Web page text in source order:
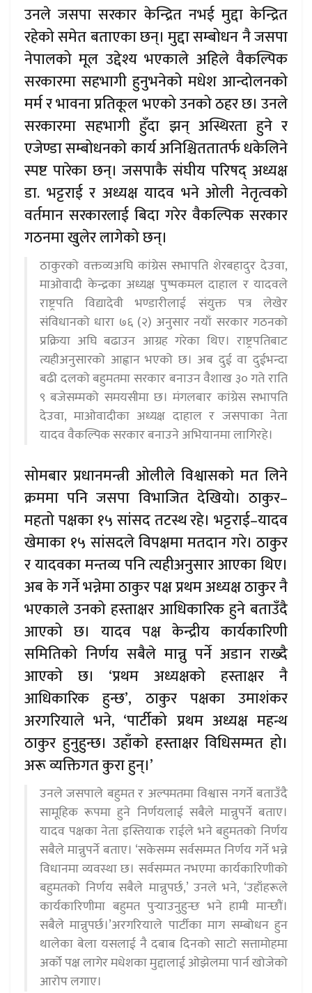
उनले जसपा सरकार केन्द्रित नभई मुद्दा केन्द्रित
रहेको समेत बताएका छन्। मुद्दा सम्बोधन नै जसपा
नेपालको मूल उद्देश्य भएकाले अहिले वैकल्पिक
सरकारमा सहभागी हुनुभनेको मधेश आन्दोलनको
मर्म र भावना प्रतिकूल भएको उनको ठहर छ। उनले
सरकारमा सहभागी हुँदा झन् अस्थिरता हुने र
एजेण्डा सम्बोधनको कार्य अनिश्चिततातर्फ धकेलिने
स्पष्ट पारेका छन्। जसपाकै संघीय परिषद् अध्यक्ष
डा. भट्टराई र अध्यक्ष यादव भने ओली नेतृत्वको
वर्तमान सरकारलाई बिदा गरेर वैकल्पिक सरकार
गठनमा खुलेर लागेको छन्।
ठाकुरको वक्तव्यअघि कांग्रेस सभापति शेरबहादुर देउवा,
माओवादी केन्द्रका अध्यक्ष पुष्पकमल दाहाल र यादवले
राष्ट्रपति विद्यादेवी भण्डारीलाई संयुक्त पत्र लेखेर
संविधानको धारा ७६ (२) अनुसार नयाँ सरकार गठनको
प्रक्रिया अघि बढाउन आग्रह गरेका थिए। राष्ट्रपतिबाट
त्यहीअनुसारको आह्वान भएको छ। अब दुई वा दुईभन्दा
बढी दलको बहुमतमा सरकार बनाउन वैशाख ३० गते राति
९ बजेसम्मको समयसीमा छ। मंगलबार कांग्रेस सभापति
देउवा, माओवादीका अध्यक्ष दाहाल र जसपाका नेता
यादव वैकल्पिक सरकार बनाउने अभियानमा लागिरहे।
सोमबार प्रधानमन्त्री ओलीले विश्वासको मत लिने
क्रममा पनि जसपा विभाजित देखियो। ठाकुर–
महतो पक्षका १५ सांसद तटस्थ रहे। भट्टराई–यादव
खेमाका १५ सांसदले विपक्षमा मतदान गरे। ठाकुर
र यादवका मन्तव्य पनि त्यहीअनुसार आएका थिए।
अब के गर्ने भन्नेमा ठाकुर पक्ष प्रथम अध्यक्ष ठाकुर नै
भएकाले उनको हस्ताक्षर आधिकारिक हुने बताउँदै
आएको छ। यादव पक्ष केन्द्रीय कार्यकारिणी
समितिको निर्णय सबैले मान्नु पर्ने अडान राख्दै
आएको छ। ‘प्रथम अध्यक्षको हस्ताक्षर नै
आधिकारिक हुन्छ’, ठाकुर पक्षका उमाशंकर
अरगरियाले भने, ‘पार्टीको प्रथम अध्यक्ष महन्थ
ठाकुर हुनुहुन्छ। उहाँको हस्ताक्षर विधिसम्मत हो।
अरू व्यक्तिगत कुरा हुन्।’
उनले जसपाले बहुमत र अल्पमतमा विश्वास नगर्ने बताउँदै
सामूहिक रूपमा हुने निर्णयलाई सबैले मान्नुपर्ने बताए।
यादव पक्षका नेता इस्तियाक राईले भने बहुमतको निर्णय
सबैले मान्नुपर्ने बताए। ‘सकेसम्म सर्वसम्मत निर्णय गर्ने भन्ने
विधानमा व्यवस्था छ। सर्वसम्मत नभएमा कार्यकारिणीको
बहुमतको निर्णय सबैले मान्नुपर्छ,’ उनले भने, ‘उहाँहरूले
कार्यकारिणीमा बहुमत पुर्‍याउनुहुन्छ भने हामी मान्छौं।
सबैले मान्नुपर्छ।’अरगरियाले पार्टीका माग सम्बोधन हुन
थालेका बेला यसलाई नै दबाब दिनको साटो सत्तामोहमा
अर्को पक्ष लागेर मधेशका मुद्दालाई ओझेलमा पार्न खोजेको
आरोप लगाए।